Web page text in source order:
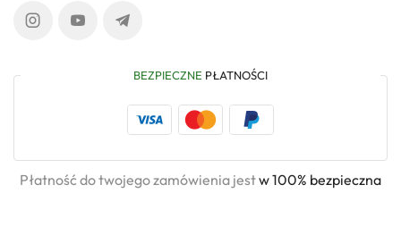
BEZPIECZNE PŁATNOŚCI
Płatność do twojego zamówienia jestw 100% bezpieczna